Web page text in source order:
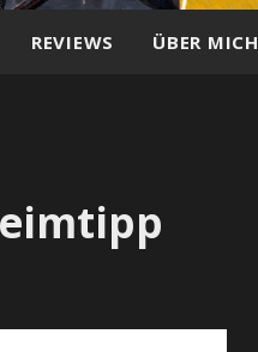
REVIEWS ÜBER MICH